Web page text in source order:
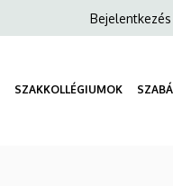
Anonim
menüje
Bejelentkezés
SZAKKOLLÉGIUMOK